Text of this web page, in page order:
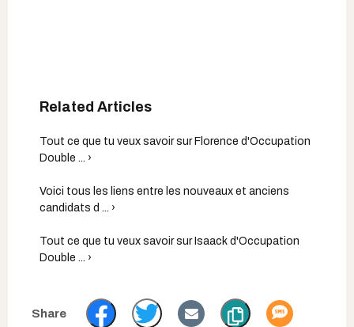
Tout ce que tu veux savoir sur Florence d'Occupation
Double ... ›
Voici tous les liens entre les nouveaux et anciens
candidats d ... ›
Tout ce que tu veux savoir sur Isaack d'Occupation
Double ... ›